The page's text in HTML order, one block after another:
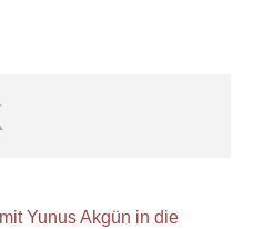
Yunus Akgün in die